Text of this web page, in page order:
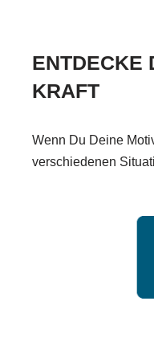
ENTDECKE
KRAFT
Wenn Du Deine
verschiedenen